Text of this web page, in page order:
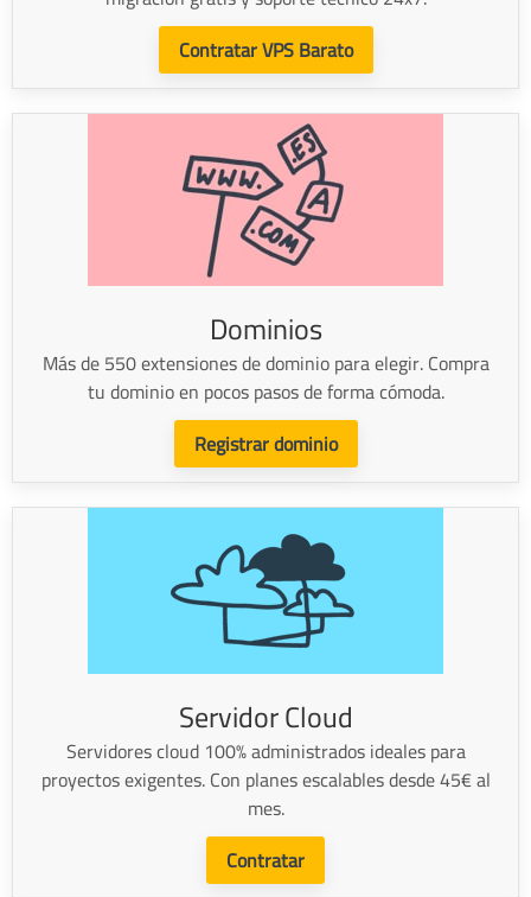
Contratar VPS Barato
Dominios
Más de 550 extensiones de dominio para elegir. Compra
tu dominio en pocos pasos de forma cómoda.
Registrar dominio
Servidor Cloud
Servidores cloud 100% administrados ideales para
proyectos exigentes. Con planes escalables desde 45€ al
mes.
Contratar